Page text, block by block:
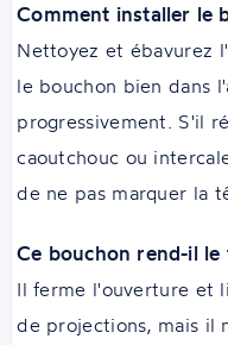
Comment installer le
Nettoyez et ébavurez
le bouchon bien dans
progressivement. S'il
caoutchouc ou
de ne pas marquer la
Ce bouchon rend-il
Il ferme l'ouverture et
de projections, mais il